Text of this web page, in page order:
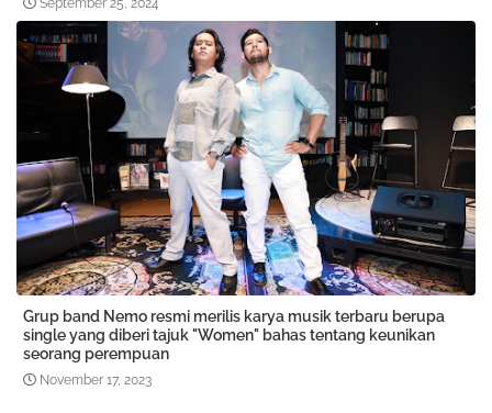
September 25, 2024
Grup band Nemo resmi merilis karya musik terbaru berupa
single yang diberi tajuk "Women" bahas tentang keunikan
seorang perempuan
November 17, 2023